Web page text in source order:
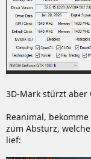
3D-Mark stürzt
Reanimal,
zum Absturz,
lief: